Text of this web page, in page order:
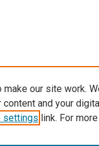
our site work.
and your
settings link. For